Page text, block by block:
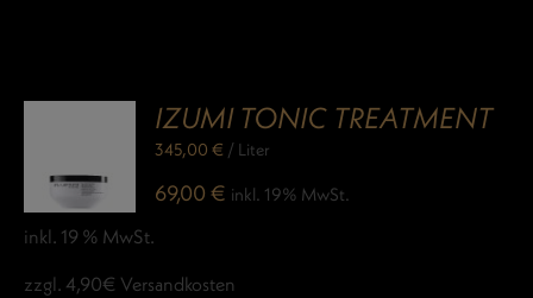
IZUMI TONIC TREATMENT
345,00€ / Liter
69,00€ inkl. 19% MwSt.
inkl. 19 % MwSt.
zzgl. 4,90€ Versandkosten